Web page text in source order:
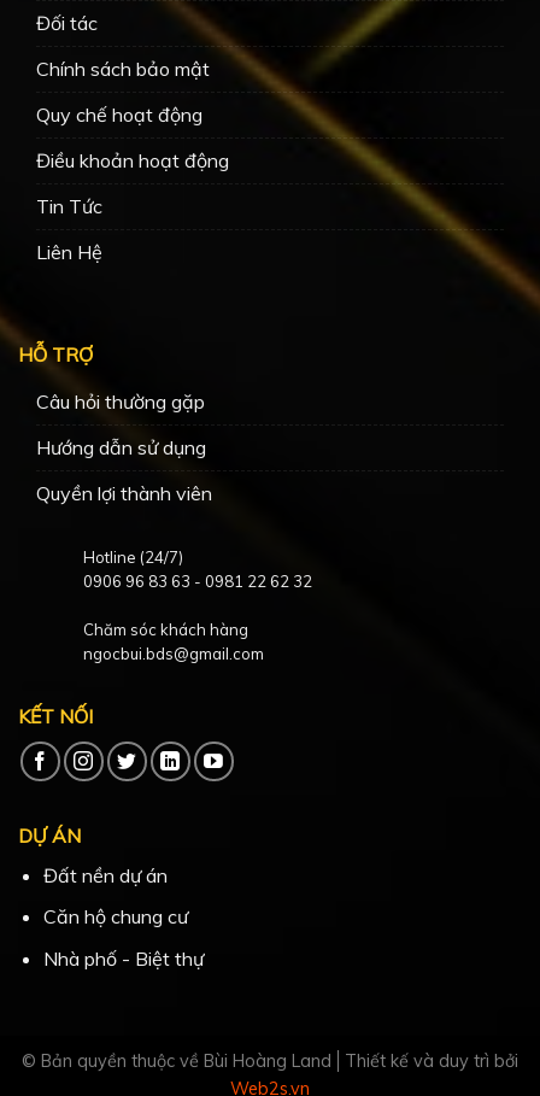
Đối tác
Chính sách bảo mật
Quy chế hoạt động
Điều khoản hoạt động
Tin Tức
Liên Hệ
HỖ TRỢ
Câu hỏi thường gặp
Hướng dẫn sử dụng
Quyền lợi thành viên
Hotline (24/7)
0906 96 83 63 - 0981 22 62 32
Chăm sóc khách hàng
ngocbui.bds@gmail.com
KẾT NỐI
DỰ ÁN
Đất nền dự án
Căn hộ chung cư
Nhà phố - Biệt thự
© Bản quyền thuộc về Bùi Hoàng Land
Thiết kế và duy trì bởi
Web2s.vn